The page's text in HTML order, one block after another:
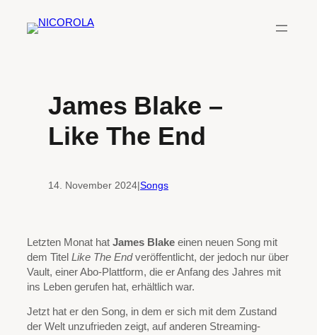
Inhalt
James Blake –
Like The End
14. November 2024|Songs
Letzten Monat hat James Blake einen neuen Song mit
dem Titel Like The Endveröffentlicht, der jedoch nur über
Vault, einer Abo-Plattform, die er Anfang des Jahres mit
ins Leben gerufen hat, erhältlich war.
Jetzt hat er den Song, in dem er sich mit dem Zustand
der Welt unzufrieden zeigt, auf anderen Streaming-